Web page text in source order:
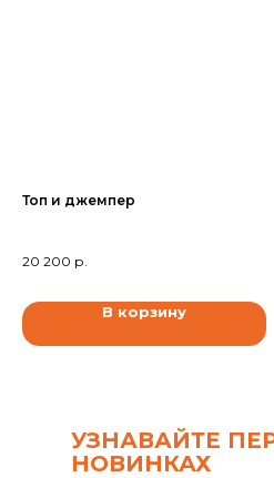
Топ и джемпер
20 200 р.
В корзину
УЗНАВАЙТЕ
НОВИНКАХ